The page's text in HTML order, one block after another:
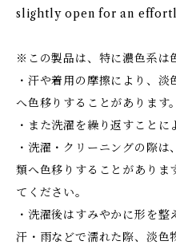
slightly open for an
※この製品は、特に濃色系は
・汗や着用の摩擦により、
へ色移りすることがあります。
・また洗濯を繰り返すことに
・洗濯・クリーニングの際
類へ色移りすることがありま
てください。
・洗濯後はすみやかに形を
汗・雨などで濡れた際、淡色